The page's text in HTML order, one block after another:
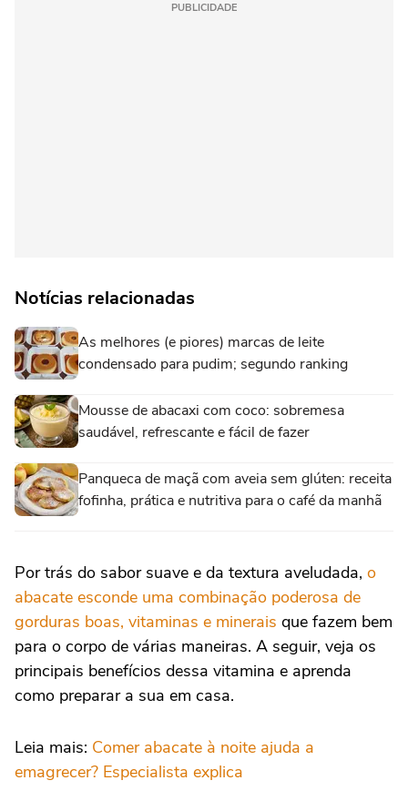
PUBLICIDADE
Notícias relacionadas
As melhores (e piores) marcas de leite
condensado para pudim; segundo ranking
Mousse de abacaxi com coco: sobremesa
saudável, refrescante e fácil de fazer
Panqueca de maçã com aveia sem glúten: receita
fofinha, prática e nutritiva para o café da manhã
Por trás do sabor suave e da textura aveludada, o
abacate esconde uma combinação poderosa de
gorduras boas, vitaminas e minerais que fazem bem
para o corpo de várias maneiras. A seguir, veja os
principais benefícios dessa vitamina e aprenda
como preparar a sua em casa.
Leia mais: Comer abacate à noite ajuda a
emagrecer? Especialista explica